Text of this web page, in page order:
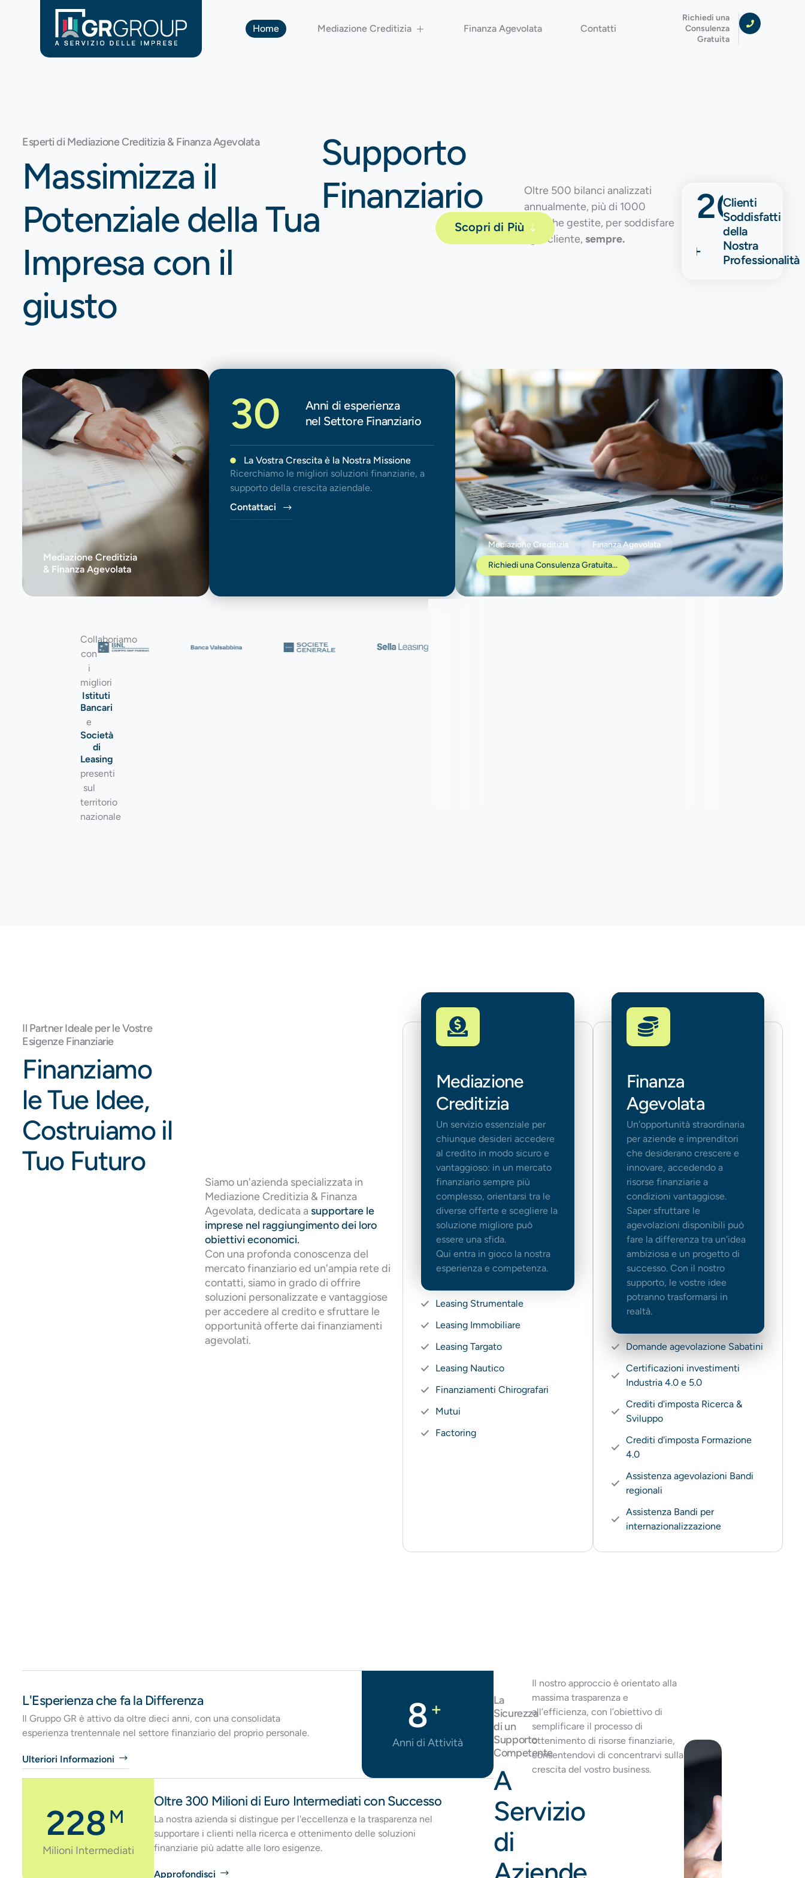
Home Mediazione Creditizia Finanza Agevolata Contatti
Richiedi una
Consulenza
Gratuita
Esperti di Mediazione Creditizia & Finanza Agevolata
Massimizza il
Potenziale della Tua
Impresa con il
giusto
Supporto
Finanziario
Scopri di Più
Oltre 500 bilanci analizzati
annualmente, più di 1000
pratiche gestite, per soddisfare
ogni cliente, sempre.
200
+
Clienti
Soddisfatti
della
Nostra
Professionalità
Mediazione Creditizia
& Finanza Agevolata
30
Anni di esperienza
nel Settore Finanziario
La Vostra Crescita è la Nostra Missione
Ricerchiamo le migliori soluzioni finanziarie, a
supporto della crescita aziendale.
Contattaci
Mediazione Creditizia
Finanza Agevolata
Richiedi una Consulenza Gratuita...
Collaboriamo
con
i
migliori
Istituti
Bancari
e
Società
di
Leasing
presenti
sul
territorio
nazionale
Il Partner Ideale per le Vostre
Esigenze Finanziarie
Finanziamo
le Tue Idee,
Costruiamo il
Tuo Futuro
Siamo un'azienda specializzata in
Mediazione Creditizia & Finanza
Agevolata, dedicata a supportare le
imprese nel raggiungimento dei loro
obiettivi economici.
Con una profonda conoscenza del
mercato finanziario ed un'ampia rete di
contatti, siamo in grado di offrire
soluzioni personalizzate e vantaggiose
per accedere al credito e sfruttare le
opportunità offerte dai finanziamenti
agevolati.
Mediazione
Creditizia
Un servizio essenziale per
chiunque desideri accedere
al credito in modo sicuro e
vantaggioso: in un mercato
finanziario sempre più
complesso, orientarsi tra le
diverse offerte e scegliere la
soluzione migliore può
essere una sfida.
Qui entra in gioco la nostra
esperienza e competenza.
Leasing Strumentale
Leasing Immobiliare
Leasing Targato
Leasing Nautico
Finanziamenti Chirografari
Mutui
Factoring
Finanza
Agevolata
Un'opportunità straordinaria
per aziende e imprenditori
che desiderano crescere e
innovare, accedendo a
risorse finanziarie a
condizioni vantaggiose.
Saper sfruttare le
agevolazioni disponibili può
fare la differenza tra un'idea
ambiziosa e un progetto di
successo. Con il nostro
supporto, le vostre idee
potranno trasformarsi in
realtà.
Domande agevolazione Sabatini
Certificazioni investimenti
Industria 4.0 e 5.0
Crediti d'imposta Ricerca &
Sviluppo
Crediti d'imposta Formazione
4.0
Assistenza agevolazioni Bandi
regionali
Assistenza Bandi per
internazionalizzazione
L'Esperienza che fa la Differenza
Il Gruppo GR è attivo da oltre dieci anni, con una consolidata
esperienza trentennale nel settore finanziario del proprio personale.
Ulteriori Informazioni
10+
Anni di Attività
327 M
Milioni Intermediati
Oltre 300 Milioni di Euro Intermediati con Successo
La nostra azienda si distingue per l'eccellenza e la trasparenza nel
supportare i clienti nella ricerca e ottenimento delle soluzioni
finanziarie più adatte alle loro esigenze.
Approfondisci
La
Sicurezza
di un
Supporto
Competente
A
Servizio
di
Il nostro approccio è orientato alla
massima trasparenza e
all’efficienza, con l’obiettivo di
semplificare il processo di
ottenimento di risorse finanziarie,
consentendovi di concentrarvi sulla
crescita del vostro business.